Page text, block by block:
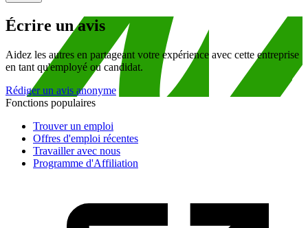
Écrire un avis
Aidez les autres en partageant votre expérience avec cette entreprise
en tant qu'employé ou candidat.
Rédiger un avis anonyme
Fonctions populaires
Trouver un emploi
Offres d'emploi récentes
Travailler avec nous
Programme d'Affiliation